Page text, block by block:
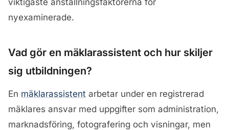
viktigaste anställningsfaktorerna för
nyexaminerade.
Vad gör en mäklarassistent och hur skiljer
sig utbildningen?
En mäklarassistent arbetar under en registrerad
mäklares ansvar med uppgifter som administration,
marknadsföring, fotografering och visningar, men